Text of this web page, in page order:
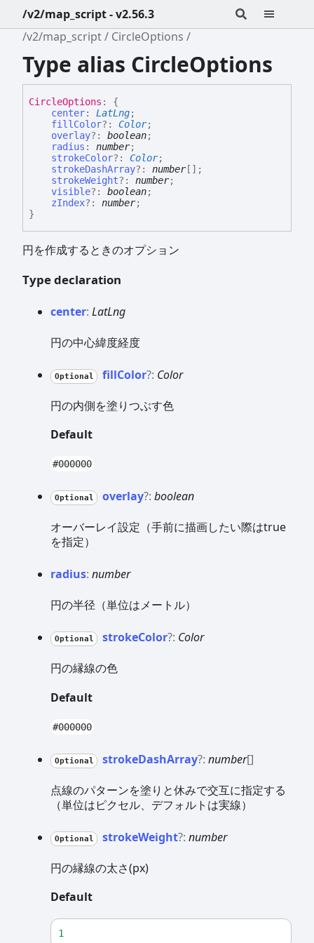
/v2/map_script - v2.56.3
/v2/map_script
CircleOptions
Type alias CircleOptions
CircleOptions :
{
center: LatLng;
fillColor?: Color;
overlay?: boolean;
radius : number;
strokeColor?: Color;
strokeDashArray?: number[] ;
strokeWeight?: number;
visible?: boolean;
zIndex?: number;
}
円を作成するときのオプション
Type declaration
center: LatLng
円の中心緯度経度
Optional fillColor?: Color
円の内側を塗りつぶす色
Default
#000000
Optional overlay?: boolean
オーバーレイ設定（手前に描画したい際はtrue
を指定）
radius: number
円の半径（単位はメートル）
Optional strokeColor?: Color
円の縁線の色
Default
#000000
Optional strokeDashArray?: number[]
点線のパターンを塗りと休みで交互に指定する
（単位はピクセル、デフォルトは実線）
Optional strokeWeight?: number
円の縁線の太さ(px)
Default
1